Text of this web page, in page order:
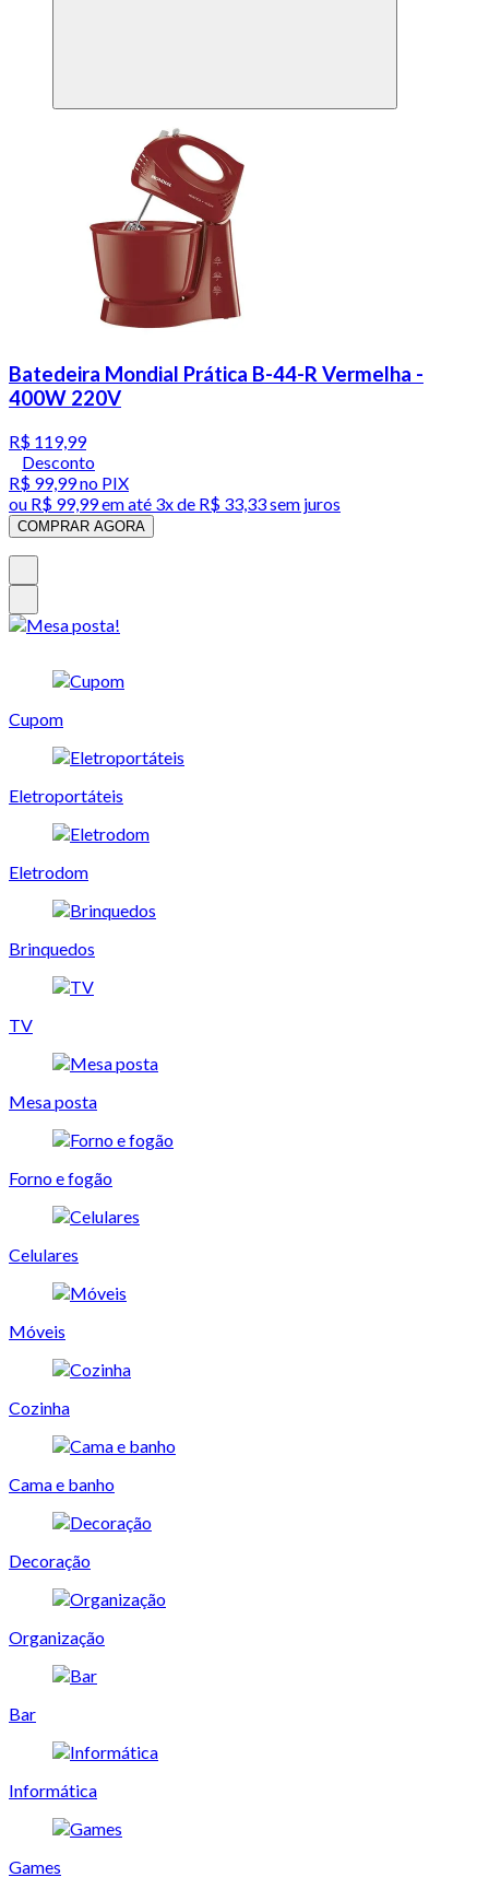
Batedeira Mondial Prática B-44-R Vermelha -
400W 220V
R$ 119,99
Desconto
R$ 99,99no PIX
ou R$ 99,99em até 3x de R$ 33,33 sem juros
COMPRAR AGORA
Cupom
Eletroportáteis
Eletrodom
Brinquedos
TV
Mesa posta
Forno e fogão
Celulares
Móveis
Cozinha
Cama e banho
Decoração
Organização
Bar
Informática
Games